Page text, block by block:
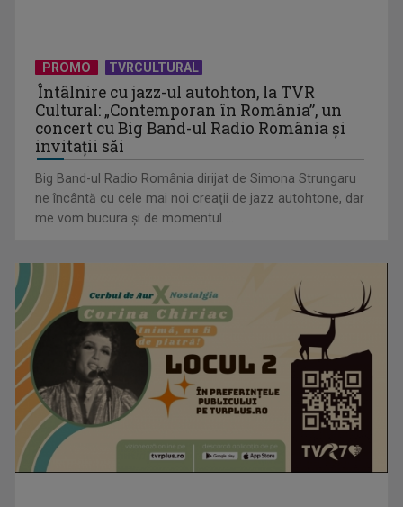
„Frații Jderi”, superproducția inspirată din opera lui Mihail
Sadoveanu, la ...
PROMO TVRCULTURAL
Întâlnire cu jazz-ul autohton, la TVR
Cultural: „Contemporan în România”, un
concert cu Big Band-ul Radio România şi
invitaţii săi
Big Band-ul Radio România dirijat de Simona Strungaru
ne încântă cu cele mai noi creaţii de jazz autohtone, dar
me vom bucura şi de momentul ...